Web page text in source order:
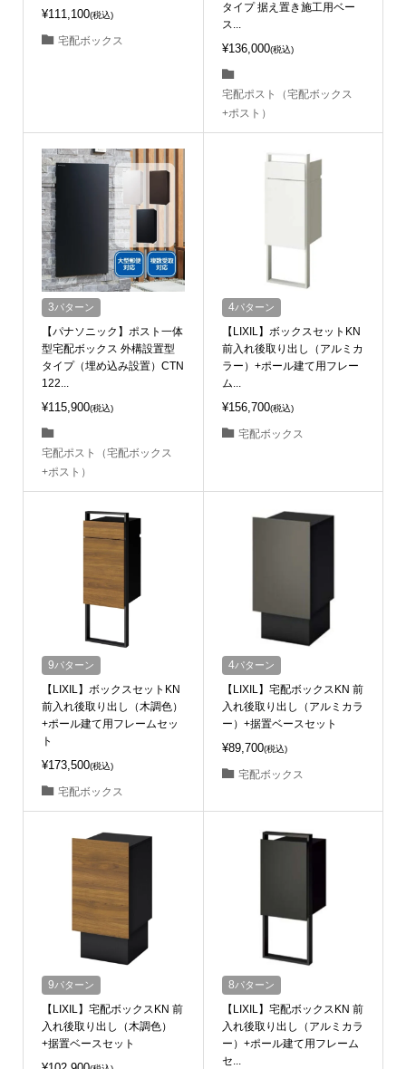
¥111,100(税込)
宅配ボックス
タイプ 据え置き施工用ベー
ス...
¥136,000(税込)
宅配ポスト（宅配ボックス
+ポスト）
3パターン
【パナソニック】ポスト一体
型宅配ボックス 外構設置型
タイプ（埋め込み設置）CTN
122...
¥115,900(税込)
宅配ポスト（宅配ボックス
+ポスト）
4パターン
【LIXIL】ボックスセットKN
前入れ後取り出し（アルミカ
ラー）+ポール建て用フレー
ム...
¥156,700(税込)
宅配ボックス
9パターン
【LIXIL】ボックスセットKN
前入れ後取り出し（木調色）
+ポール建て用フレームセッ
ト
¥173,500(税込)
宅配ボックス
4パターン
【LIXIL】宅配ボックスKN 前
入れ後取り出し（アルミカラ
ー）+据置ベースセット
¥89,700(税込)
宅配ボックス
9パターン
【LIXIL】宅配ボックスKN 前
入れ後取り出し（木調色）
+据置ベースセット
8パターン
【LIXIL】宅配ボックスKN 前
入れ後取り出し（アルミカラ
ー）+ポール建て用フレーム
セ...